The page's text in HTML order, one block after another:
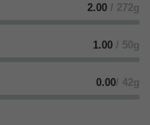
2.00 / 272g
1.00 / 50g
0.00/ 42g